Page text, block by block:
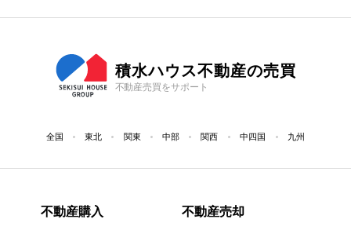
積水ハウス不動産の売買
不動産売買をサポート
全国 東北 関東 中部 関西 中四国 九州
不動産購入 不動産売却